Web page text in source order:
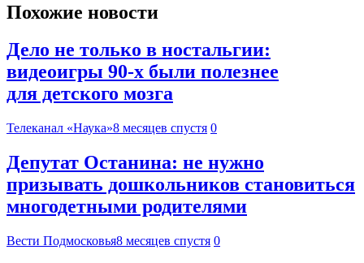
Похожие новости
Дело не только в ностальгии:
видеоигры 90-х были полезнее
для детского мозга
Телеканал «Наука»8 месяцев спустя 0
Депутат Останина: не нужно
призывать дошкольников становиться
многодетными родителями
Вести Подмосковья8 месяцев спустя 0